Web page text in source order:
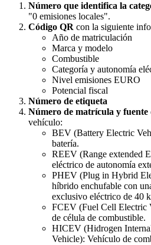
Número que identifica la
"0 emisiones locales".
Código QR con la siguiente
Año de matriculación
Marca y modelo
Combustible
Categoría y autonomía
Nivel emisiones EURO
Potencial fiscal
Número de etiqueta
Número de matrícula y fuente
vehículo:
BEV (Battery Electric
batería.
REEV (Range extended
eléctrico de autonomía
PHEV (Plug in Hybrid
híbrido enchufable con
exclusivo eléctrico de 40
FCEV (Fuel Cell Electric
de célula de combustible.
HICEV (Hidrogen
Vehicle): Vehículo de